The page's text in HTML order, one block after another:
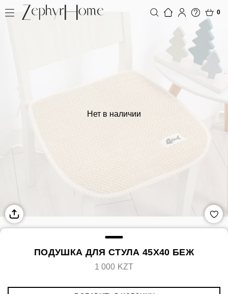
0
Нет в наличии
ПОДУШКА ДЛЯ СТУЛА 45Х40 БЕЖ
1 000 KZT